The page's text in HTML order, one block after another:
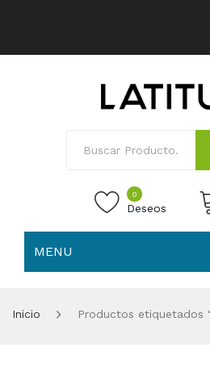
0
Deseos
MENU
Inicio Productos etiquetados